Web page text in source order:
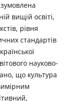
вищій освіті,
рівня
стандартів
науково-
що культура